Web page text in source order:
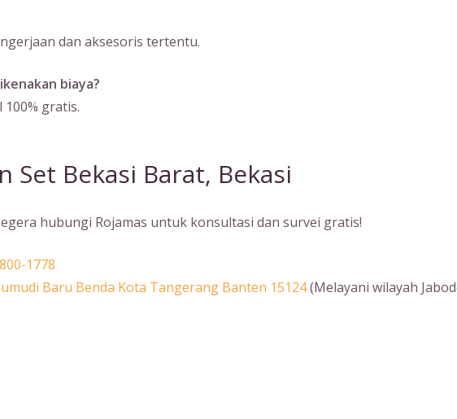
dan aksesoris tertentu.
biaya?
gratis.
Set Bekasi Barat, Bekasi
hubungi Rojamas untuk konsultasi dan survei gratis!
1778
Baru Benda Kota Tangerang Banten 15124(Melayani wilayah